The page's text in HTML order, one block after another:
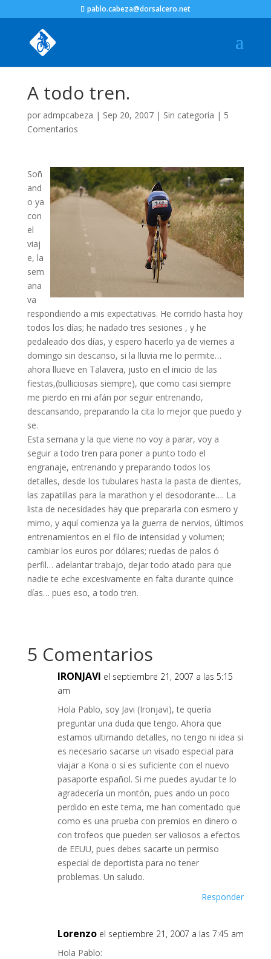
pablo.cabeza@dorsalcero.net
A todo tren.
por admpcabeza | Sep 20, 2007| Sin categoría | 5
Comentarios
Soñ
and
o ya
con
el
viaj
e, la
sem
ana
va
respondiendo a mis expectativas. He corrido hasta hoy
todos los días; he nadado tres sesiones , y he
pedaleado dos días, y espero hacerlo ya de viernes a
domingo sin descanso, si la lluvia me lo permite…
ahora llueve en Talavera, justo en el inicio de las
fiestas,(bulliciosas siempre), que como casi siempre
me pierdo en mi afán por seguir entrenando,
descansando, preparando la cita lo mejor que puedo y
se.
Esta semana y la que viene no voy a parar, voy a
seguir a todo tren para poner a punto todo el
engranaje, entrenando y preparando todos los
detalles, desde los tubulares hasta la pasta de dientes,
las zapatillas para la marathon y el desodorante…. La
lista de necesidades hay que prepararla con esmero y
mimo, y aquí comienza ya la guerra de nervios, últimos
entrenamientos en el filo de intensidad y volumen;
cambiar los euros por dólares; ruedas de palos ó
perfil… adelantar trabajo, dejar todo atado para que
nadie te eche excesivamente en falta durante quince
días… pues eso, a todo tren.
5 Comentarios
IRONJAVI el septiembre 21, 2007 a las 5:15
am
Hola Pablo, soy Javi (Ironjavi), te quería
preguntar una duda que tengo. Ahora que
estamos ultimando detalles, no tengo ni idea si
es necesario sacarse un visado especial para
viajar a Kona o si es suficiente con el nuevo
pasaporte español. Si me puedes ayudar te lo
agradecería un montón, pues ando un poco
perdido en este tema, me han comentado que
como es una prueba con premios en dinero o
con trofeos que pueden ser valiosos a efectos
de EEUU, pues debes sacarte un permiso
especial de deportista para no tener
problemas. Un saludo.
Responder
Lorenzo el septiembre 21, 2007 a las 7:45 am
Hola Pablo: